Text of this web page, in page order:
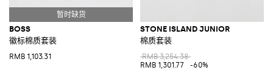
BOSS
徽标棉质套装
RMB 1,103.31
STONE ISLAND JUNIOR
棉质套装
RMB 3,254.38
RMB 1,301.77
-60%